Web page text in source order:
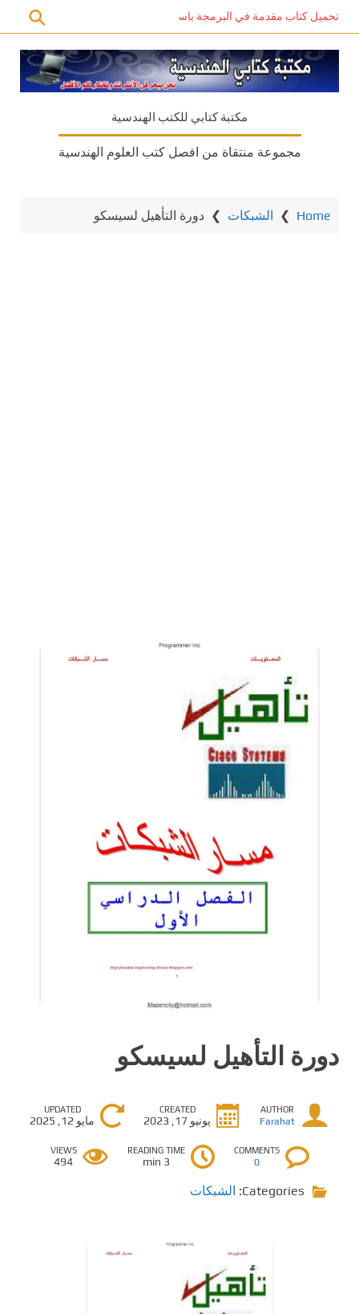
تحميل كتاب مقدمة في البرمجة باستخدام C# PDF – دليل المبتدئين للتعلم الذاتي
مكتبة كتابي للكتب الهندسية
مجموعة منتقاة من افصل كتب العلوم الهندسية
Home
❯ الشبكات ❯ دورة التأهيل لسيسكو
دورة التأهيل لسيسكو
AUTHOR
Farahat
CREATED
يونيو 17, 2023
UPDATED
مايو 12, 2025
COMMENTS
0
READING TIME
3 min
VIEWS
494
Categories: الشبكات